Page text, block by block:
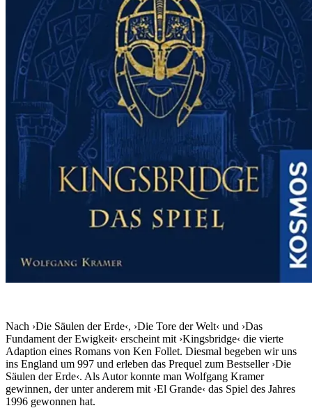
Nach ›Die Säulen der Erde‹, ›Die Tore der Welt‹ und ›Das
Fundament der Ewigkeit‹ erscheint mit ›Kingsbridge‹ die vierte
Adaption eines Romans von Ken Follet. Diesmal begeben wir uns
ins England um 997 und erleben das Prequel zum Bestseller ›Die
Säulen der Erde‹. Als Autor konnte man Wolfgang Kramer
gewinnen, der unter anderem mit ›El Grande‹ das Spiel des Jahres
1996 gewonnen hat.